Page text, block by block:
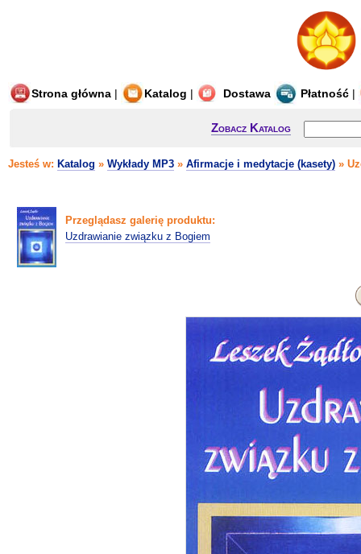
Strona główna | Katalog | Dostawa Płatność |
Zobacz Katalog
Jesteś w: Katalog » Wykłady MP3 » Afirmacje i medytacje (kasety) »
Przeglądasz galerię produktu:
Uzdrawianie związku z Bogiem